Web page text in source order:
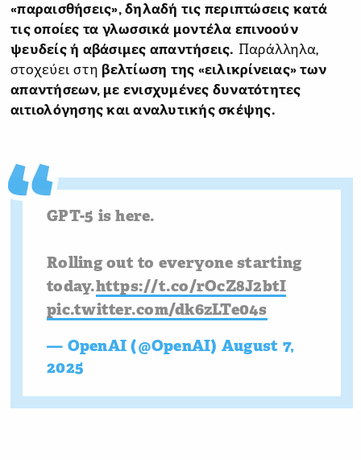
«παραισθήσεις», δηλαδή τις περιπτώσεις κατά
τις οποίες τα γλωσσικά μοντέλα επινοούν
ψευδείς ή αβάσιμες απαντήσεις. Παράλληλα,
στοχεύει στη βελτίωση της «ειλικρίνειας» των
απαντήσεων, με ενισχυμένες δυνατότητες
αιτιολόγησης και αναλυτικής σκέψης.
GPT-5 is here.
Rolling out to everyone starting
today.https://t.co/rOcZ8J2btI
pic.twitter.com/dk6zLTe04s
— OpenAI (@OpenAI) August 7,
2025